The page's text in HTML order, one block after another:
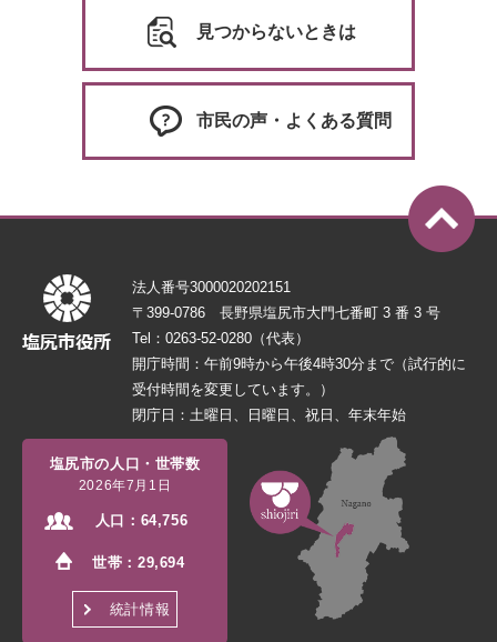
見つからないときは
市民の声・よくある質問
法人番号3000020202151
〒399-0786 長野県塩尻市大門七番町 3 番 3 号
Tel：0263-52-0280（代表）
開庁時間：午前9時から午後4時30分まで（試行的に
受付時間を変更しています。）
閉庁日：土曜日、日曜日、祝日、年末年始
塩尻市の人口・世帯数
2026年7月1日
人口： 64,756
世帯：29,694
統計情報